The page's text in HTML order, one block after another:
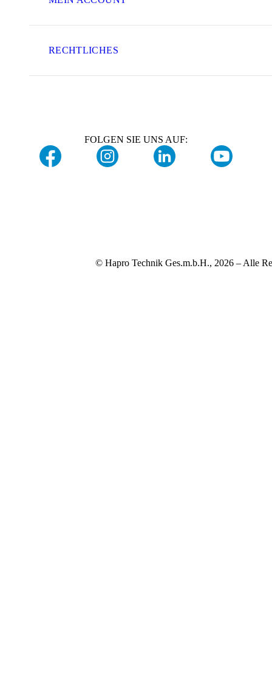
RECHTLICHES
FOLGEN SIE UNS AUF:
© Hapro Technik Ges.m.b.H., 2026 – Alle